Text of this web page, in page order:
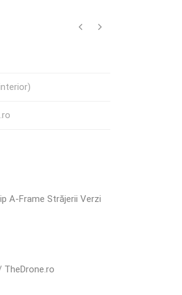
A-Frame Străjerii Verzi
TheDrone.ro